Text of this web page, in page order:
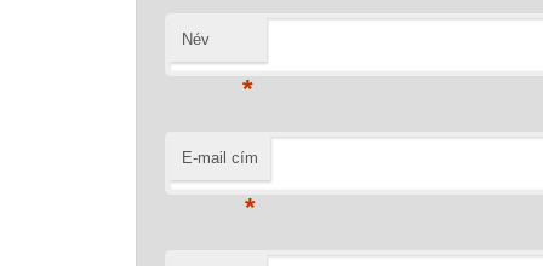
Név
*
E-mail cím
*